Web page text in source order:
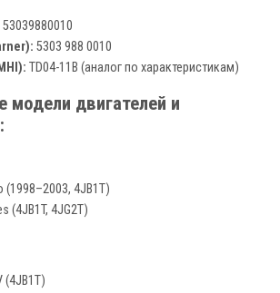
53039880010
5303 988 0010
TD04-11B (аналог по характеристикам)
двигателей и
(1998–2003, 4JB1T)
(4JB1T, 4JG2T)
(4JB1T)